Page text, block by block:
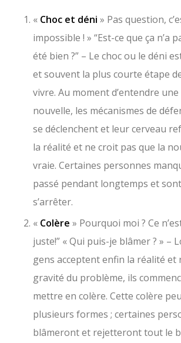
« Choc et déni » Pas question,
impossible ! » “Est-ce que ça n’a
été bien ?” – Le choc ou le déni
et souvent la plus courte étape
vivre. Au moment d’entendre
nouvelle, les mécanismes de
se déclenchent et leur cerveau
la réalité et ne croit pas que la
vraie. Certaines personnes
passé pendant longtemps et
s’arrêter.
« Colère » Pourquoi moi ? Ce
juste!” « Qui puis-je blâmer ? » –
gens acceptent enfin la réalité et
gravité du problème, ils
mettre en colère. Cette colère
plusieurs formes ; certaines
blâmeront et rejetteront tout le